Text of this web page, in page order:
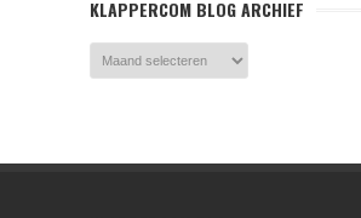
KLAPPERCOM BLOG ARCHIEF